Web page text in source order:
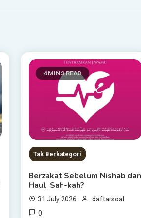
4 MINS READ
Tak Berkategori
Berzakat Sebelum Nishab dan
Haul, Sah-kah?
31 July 2026 daftarsoal
0